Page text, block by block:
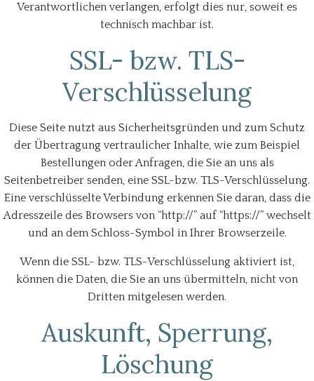
Verantwortlichen verlangen, erfolgt dies nur, soweit es
technisch machbar ist.
SSL- bzw. TLS-
Verschlüsselung
Diese Seite nutzt aus Sicherheitsgründen und zum Schutz
der Übertragung vertraulicher Inhalte, wie zum Beispiel
Bestellungen oder Anfragen, die Sie an uns als
Seitenbetreiber senden, eine SSL-bzw. TLS-Verschlüsselung.
Eine verschlüsselte Verbindung erkennen Sie daran, dass die
Adresszeile des Browsers von “http://” auf “https://” wechselt
und an dem Schloss-Symbol in Ihrer Browserzeile.
Wenn die SSL- bzw. TLS-Verschlüsselung aktiviert ist,
können die Daten, die Sie an uns übermitteln, nicht von
Dritten mitgelesen werden.
Auskunft, Sperrung,
Löschung